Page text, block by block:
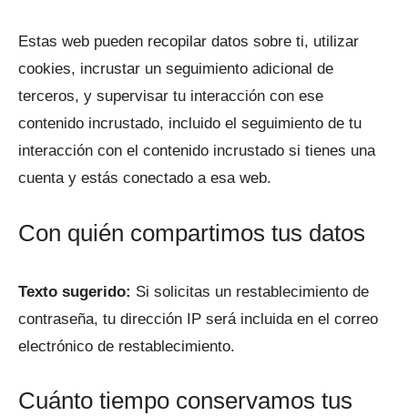
Estas web pueden recopilar datos sobre ti, utilizar
cookies, incrustar un seguimiento adicional de
terceros, y supervisar tu interacción con ese
contenido incrustado, incluido el seguimiento de tu
interacción con el contenido incrustado si tienes una
cuenta y estás conectado a esa web.
Con quién compartimos tus datos
Texto sugerido: Si solicitas un restablecimiento de
contraseña, tu dirección IP será incluida en el correo
electrónico de restablecimiento.
Cuánto tiempo conservamos tus